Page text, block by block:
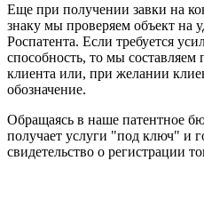
Еще при получении завки на
знаку мы проверяем объект на
Роспатента. Если требуется
способность, то мы составляем
клиента или, при желании
обозначение.
Обращаясь в наше патентное
получает услуги "под ключ" и
свидетельство о регистрации